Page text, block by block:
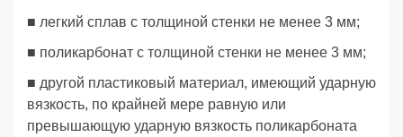
■ легкий сплав с толщиной стенки не менее 3 мм;
■ поликарбонат с толщиной стенки не менее 3 мм;
■ другой пластиковый материал, имеющий ударную
вязкость, по крайней мере равную или
превышающую ударную вязкость поликарбоната